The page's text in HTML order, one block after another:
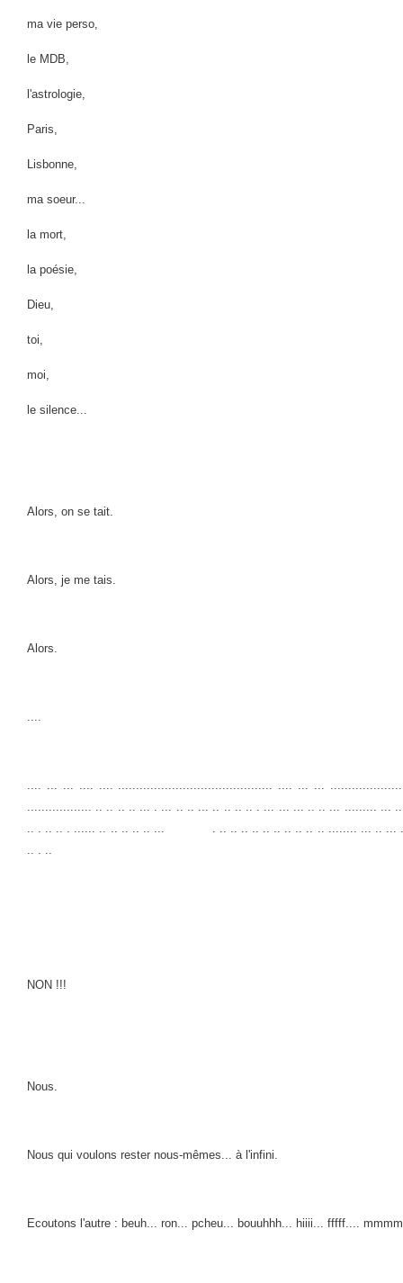
ma vie perso,
le MDB,
l'astrologie,
Paris,
Lisbonne,
ma soeur...
la mort,
la poésie,
Dieu,
toi,
moi,
le silence...
Alors, on se tait.
Alors, je me tais.
Alors.
....
.... ... ... .... .... ........................................... .... ... ...
.................. .. .. .. .. ... . ... .. .. ... .. .. .. .. . ... ... ... .. .. ... ......... ...
.. . .. .. . ...... .. .. .. .. .. ... . .. .. .. .. .. .. .. .. .. .. ........ ... .. ... ..
.. . ..
NON !!!
Nous.
Nous qui voulons rester nous-mêmes... à l'infini.
Ecoutons l'autre : beuh... ron... pcheu... bouuhhh... hiiii... fffff....